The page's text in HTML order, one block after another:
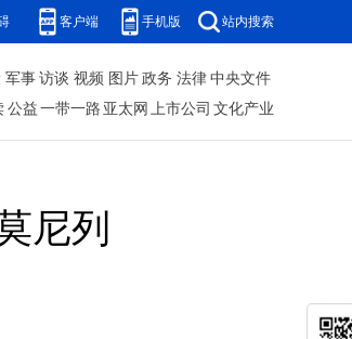
客户端 手机版 站内搜索
军事 访谈 视频 图片 政务 法律 中央文件
公益 一带一路 亚太网 上市公司 文化产业
尼列